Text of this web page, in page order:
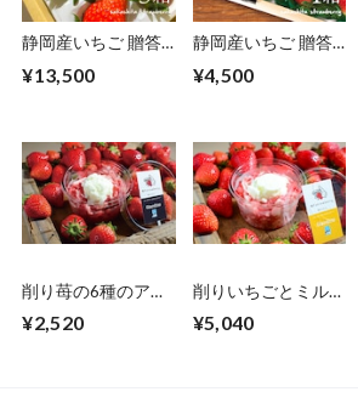
静岡産いちご 贈答
粒 3箱（2パック入
¥13,500
静岡産いちご 贈答
大粒 1箱（2パック
¥4,500
削り苺の6種のアソ
（6種×1個）
¥2,520
削りいちごとミルク
個入り）熨斗付き可
¥5,040